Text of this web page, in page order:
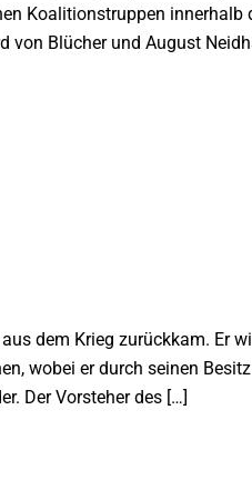
Koalitionstruppen innerhalb
von Blücher und August
dem Krieg zurückkam. Er
wobei er durch seinen Besitz
Der Vorsteher des […]